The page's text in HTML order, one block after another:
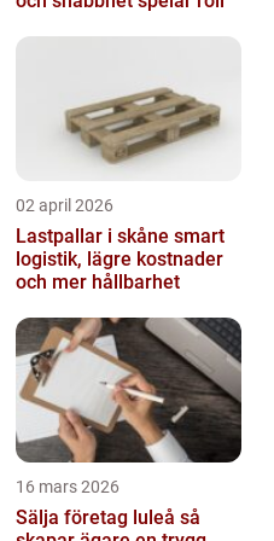
02 april 2026
Lastpallar i skåne smart
logistik, lägre kostnader
och mer hållbarhet
16 mars 2026
Sälja företag luleå så